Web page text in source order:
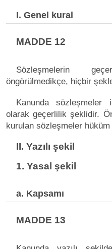
I. Genel kural
MADDE 12
Sözleşmelerin
öngörülmedikçe, hiçbir
Kanunda
olarak geçerlilik şeklidir.
kurulan sözleşmeler
II. Yazılı şekil
1. Yasal şekil
a. Kapsamı
MADDE 13